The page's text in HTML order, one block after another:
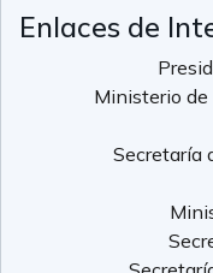
Enlaces de
Ministerio de
Secretaría